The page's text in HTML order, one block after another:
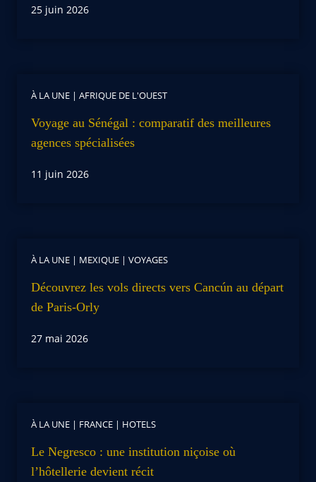
25 juin 2026
À LA UNE | AFRIQUE DE L'OUEST
Voyage au Sénégal : comparatif des meilleures
agences spécialisées
11 juin 2026
À LA UNE | MEXIQUE | VOYAGES
Découvrez les vols directs vers Cancún au départ
de Paris-Orly
27 mai 2026
À LA UNE | FRANCE | HOTELS
Le Negresco : une institution niçoise où
l’hôtellerie devient récit